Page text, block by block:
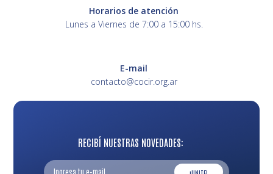
RECIBÍ NUESTRAS NOVEDADES:
Horarios de atención
Lunes a Viernes de 7:00 a 15:00 hs.
E-mail
contacto@cocir.org.ar